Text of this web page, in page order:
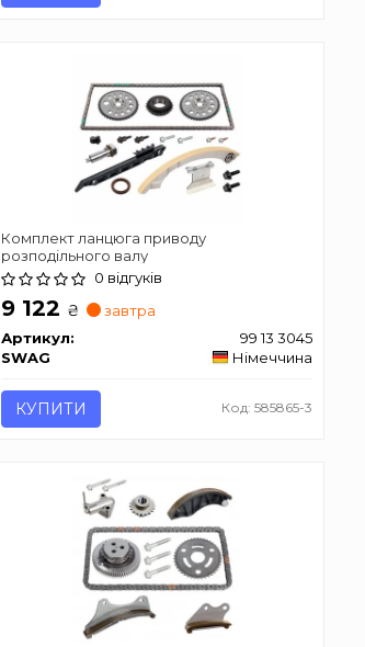
Комплект ланцюга приводу
розподільного валу
0 відгуків
9 122 ₴
завтра
Артикул:
99 13 3045
SWAG
Німеччина
КУПИТИ Код: 585865-3